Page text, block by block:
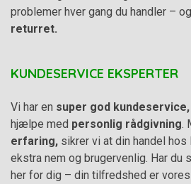
problemer hver gang du handler –
returret.
KUNDESERVICE EKSPERTER
Vi har en super god kundeservice,
hjælpe med personlig rådgivning.
erfaring, sikrer vi at din handel
ekstra nem og brugervenlig. Har du
her for dig – din tilfredshed er